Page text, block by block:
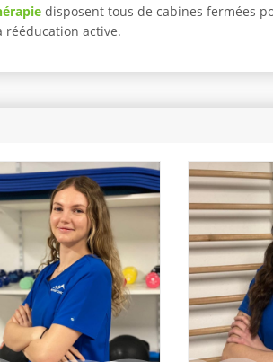
disposent tous de cabines fermées
rééducation active.